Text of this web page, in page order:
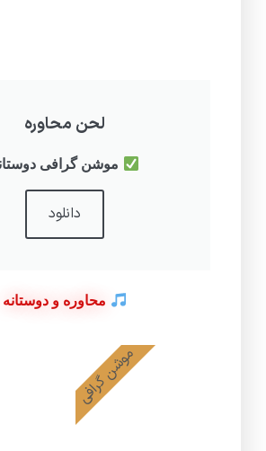
لحن محاوره
موشن گرافی
دانلود
محاوره و دوستانه
موشن گرافی